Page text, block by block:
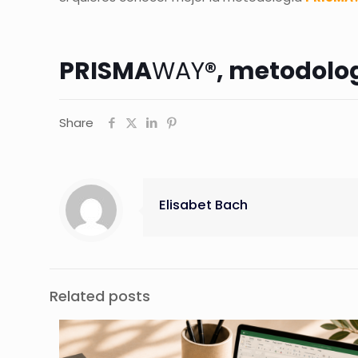
PRISMAWAY®, m
Share
Elisabet Bach
Related posts